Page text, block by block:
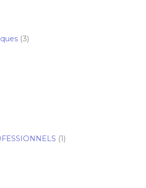
(3)
(1)